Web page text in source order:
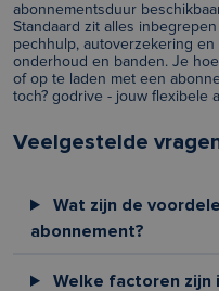
abonnementsduur
Standaard zit alles
pechhulp, autoverzekering
onderhoud en banden. Je
of op te laden met een
toch? godrive - jouw flexibele
Veelgestelde
Wat zijn de
abonnement?
Welke factoren zijn